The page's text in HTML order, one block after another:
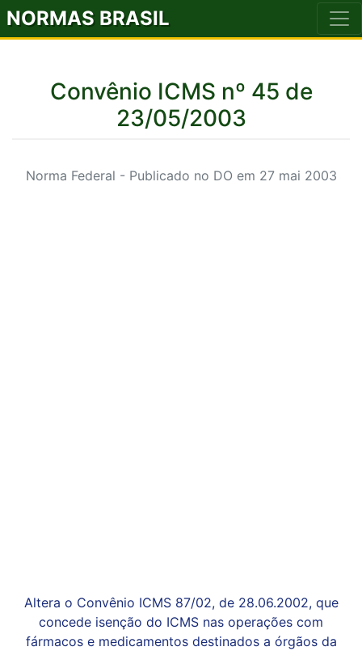
NORMAS BRASIL
Convênio ICMS nº 45 de
23/05/2003
Norma Federal - Publicado no DO em 27 mai 2003
Altera o Convênio ICMS 87/02, de 28.06.2002, que
concede isenção do ICMS nas operações com
fármacos e medicamentos destinados a órgãos da